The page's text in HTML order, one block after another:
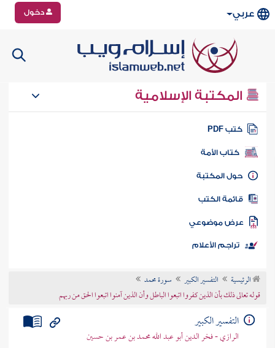
عربي دخول
المكتبة الإسلامية
كتب PDF
كتاب الأمة
المكتبة
الكتب
موضوعي
تراجم الأعلام
الرئيسية التفسير الكبير
سورة محمد
قوله تعالى ذلك بأن الذين كفروا اتبعوا الباطل وأن الذين آمنوا اتبعوا الحق من ربهم
التفسير الكبير
الرازي - فخر الدين أبو عبد الله محمد بن عمر بن حسين